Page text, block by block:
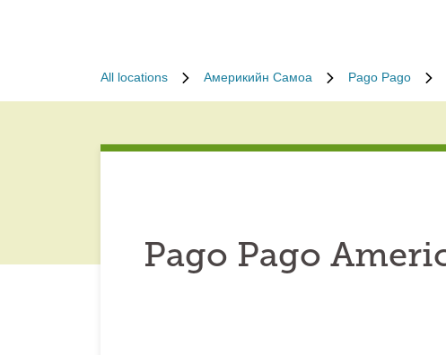
All locations Америкийн Самоа Pago Pago
Pago Pago